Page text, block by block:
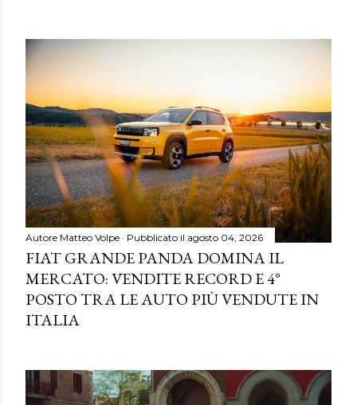
Autore Matteo Volpe Pubblicato il agosto 04, 2026
FIAT GRANDE PANDA DOMINA IL
MERCATO: VENDITE RECORD E 4°
POSTO TRA LE AUTO PIÙ VENDUTE IN
ITALIA